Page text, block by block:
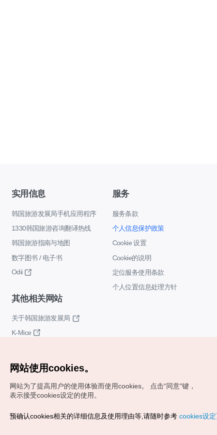
实用信息
韩国旅游发展局手机应用程序
1330韩国旅游咨询翻译热线
韩国旅游指南与地图
数字图书 / 电子书
Odii
服务
服务条款
个人信息保护政策
Cookie 设置
Cookie的说明
定位服务使用条款
个人位置信息处理方针
其他相关网站
关于韩国旅游发展局
K-Mice
Copyrights (c) 韩国旅游发展局版权所有
网站使用cookies。
网站为了提高用户的使用体验而使用cookies。
点击“同意"键，
表示接受cookies设定的使用。
预确认cookies相关的详细信息及使用理由等,请随时参考 cookies设